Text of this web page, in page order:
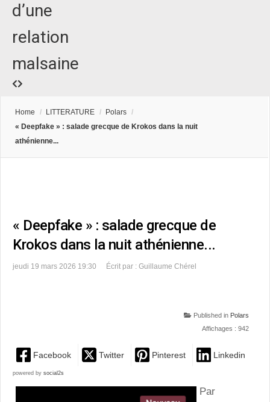
d’une
relation
malsaine
Home / LITTERATURE / Polars /
« Deepfake » : salade grecque de Krokos dans la nuit
athénienne...
« Deepfake » : salade grecque de
Krokos dans la nuit athénienne...
jeudi 19 mars 2026 19:30 Écrit par : Guillaume Chérel
Published in Polars
Affichages : 942
Facebook Twitter Pinterest Linkedin
powered by social2s
Par